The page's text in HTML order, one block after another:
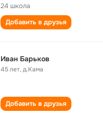
24 школа
Добавить в друзья
Иван Барьков
45 лет,д.Кама
Добавить в друзья